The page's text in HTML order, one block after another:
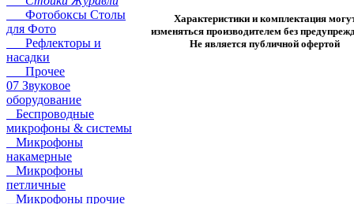
Фотобоксы Столы
для Фото
Рефлекторы и
насадки
Прочее
07 Звуковое
оборудование
Беспроводные
микрофоны & системы
Микрофоны
накамерные
Микрофоны
петличные
Микрофоны прочие
Характеристики и комплектация
изменяться производителем без
Не является публичной офертой